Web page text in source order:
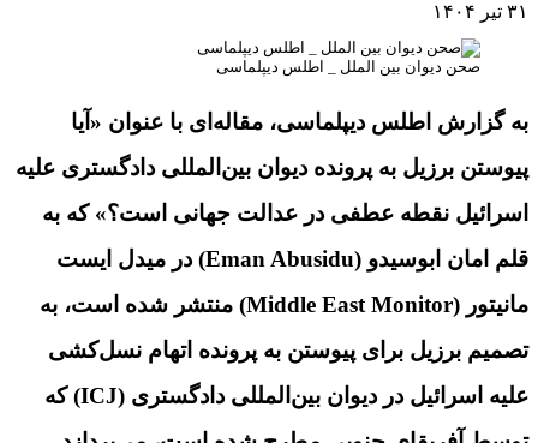
۳۱ تیر ۱۴۰۴
صحن دیوان بین الملل _ اطلس دیپلماسی
به گزارش اطلس دیپلماسی، مقاله‌ای با عنوان «آیا
پیوستن برزیل به پرونده دیوان بین‌المللی دادگستری علیه
اسرائیل نقطه عطفی در عدالت جهانی است؟» که به
قلم امان ابوسیدو (Eman Abusidu) در میدل ایست
مانیتور (Middle East Monitor
) منتشر شده است، به
تصمیم برزیل برای پیوستن به پرونده اتهام نسل‌کشی
علیه اسرائیل در دیوان بین‌المللی دادگستری (ICJ)
که